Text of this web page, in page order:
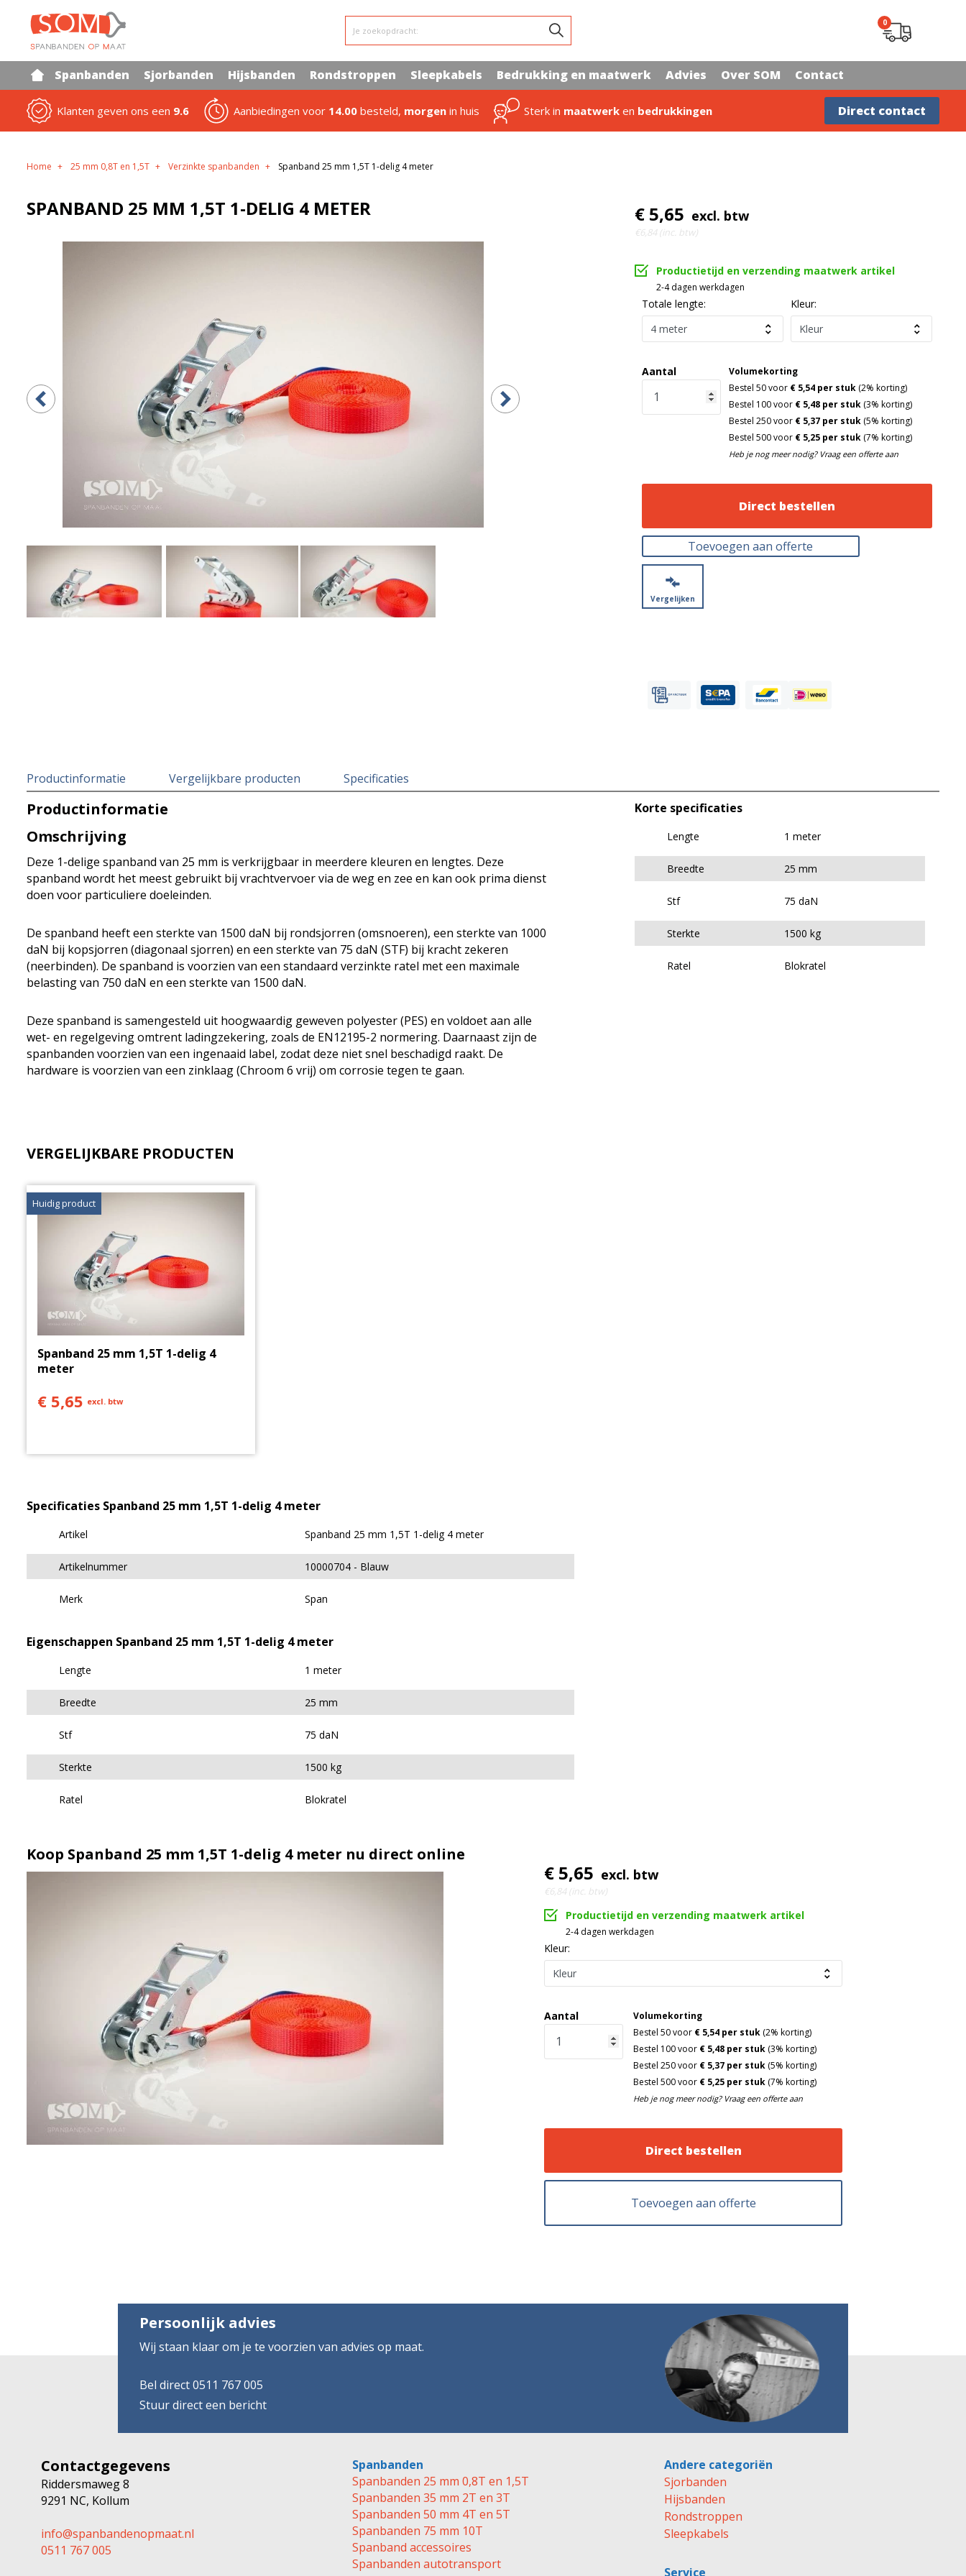
Je zoekopdracht:
0
Spanbanden Sjorbanden Hijsbanden Rondstroppen Sleepkabels Bedrukking en maatwerk Advies Over SOM Contact
Klanten geven ons een 9.6 Aanbiedingen voor 14.00 besteld, morgen in huis Sterk in maatwerk en bedrukkingen Direct contact
Home 25 mm 0,8T en 1,5T Verzinkte spanbanden Spanband 25 mm 1,5T 1-delig 4 meter
SPANBAND 25 MM 1,5T 1-DELIG 4 METER € 5,65 excl. btw
€6,84 (inc. btw)
Productietijd en verzending maatwerk artikel
2-4 dagen werkdagen
Totale lengte: Kleur:
Aantal
Volumekorting
Bestel 50 voor € 5,54 per stuk (2% korting)
Bestel 100 voor € 5,48 per stuk (3% korting)
Bestel 250 voor € 5,37 per stuk (5% korting)
Bestel 500 voor € 5,25 per stuk (7% korting)
Heb je nog meer nodig? Vraag een offerte aan
Direct bestellen
Toevoegen aan offerte
Vergelijken
Productinformatie Vergelijkbare producten Specificaties
Productinformatie
Omschrijving
Deze 1-delige spanband van 25 mm is verkrijgbaar in meerdere kleuren en lengtes. Deze
spanband wordt het meest gebruikt bij vrachtvervoer via de weg en zee en kan ook prima dienst
doen voor particuliere doeleinden.
De spanband heeft een sterkte van 1500 daN bij rondsjorren (omsnoeren), een sterkte van 1000
daN bij kopsjorren (diagonaal sjorren) en een sterkte van 75 daN (STF) bij kracht zekeren
(neerbinden). De spanband is voorzien van een standaard verzinkte ratel met een maximale
belasting van 750 daN en een sterkte van 1500 daN.
Deze spanband is samengesteld uit hoogwaardig geweven polyester (PES) en voldoet aan alle
wet- en regelgeving omtrent ladingzekering, zoals de EN12195-2 normering. Daarnaast zijn de
spanbanden voorzien van een ingenaaid label, zodat deze niet snel beschadigd raakt. De
hardware is voorzien van een zinklaag (Chroom 6 vrij) om corrosie tegen te gaan.
Korte specificaties
Lengte 1 meter
Breedte 25 mm
Stf 75 daN
Sterkte 1500 kg
Ratel Blokratel
VERGELIJKBARE PRODUCTEN
Huidig product
Spanband 25 mm 1,5T 1-delig 4
meter
€ 5,65 excl. btw
Specificaties Spanband 25 mm 1,5T 1-delig 4 meter
Artikel Spanband 25 mm 1,5T 1-delig 4 meter
Artikelnummer 10000704 Blauw
Merk Span
Eigenschappen Spanband 25 mm 1,5T 1-delig 4 meter
Lengte 1 meter
Breedte 25 mm
Stf 75 daN
Sterkte 1500 kg
Ratel Blokratel
Koop Spanband 25 mm 1,5T 1-delig 4 meter nu direct online
€ 5,65 excl. btw
€6,84 (inc. btw)
Productietijd en verzending maatwerk artikel
2-4 dagen werkdagen
Kleur:
Aantal
Volumekorting
Bestel 50 voor € 5,54 per stuk (2% korting)
Bestel 100 voor € 5,48 per stuk (3% korting)
Bestel 250 voor € 5,37 per stuk (5% korting)
Bestel 500 voor € 5,25 per stuk (7% korting)
Heb je nog meer nodig? Vraag een offerte aan
Direct bestellen
Toevoegen aan offerte
Persoonlijk advies
Wij staan klaar om je te voorzien van advies op maat.
Bel direct 0511 767 005
Stuur direct een bericht
Contactgegevens
Riddersmaweg 8
9291 NC, Kollum
info@spanbandenopmaat.nl
0511 767 005
Spanbanden
Spanbanden 25 mm 0,8T en 1,5T
Spanbanden 35 mm 2T en 3T
Spanbanden 50 mm 4T en 5T
Spanbanden 75 mm 10T
Spanband accessoires
Spanbanden autotransport
Andere categoriën
Sjorbanden
Hijsbanden
Rondstroppen
Sleepkabels
Service